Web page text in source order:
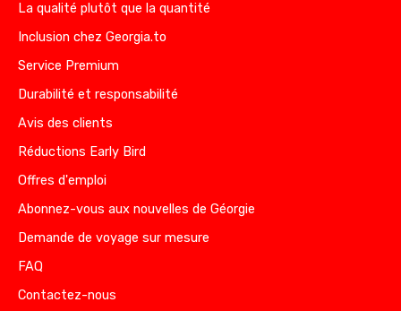
La qualité plutôt que la quantité
Inclusion chez Georgia.to
Service Premium
Durabilité et responsabilité
Avis des clients
Réductions Early Bird
Offres d'emploi
Abonnez-vous aux nouvelles de Géorgie
Demande de voyage sur mesure
FAQ
Contactez-nous